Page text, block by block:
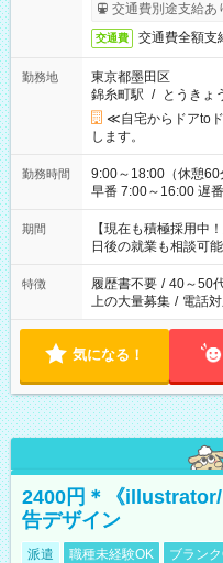
交通費別途支給あ
交通費 交通費全額支
勤務地
東京都墨田区
錦糸町駅 / とうきょ
≪自宅からドアto
します。
勤務時間
9:00～18:00（休憩60分） ■ご希望があれば下記シフ
早番 7:00～16:00 遅番 10:00～
い」 「余裕を持って
たくない」 など、ご希望
の方へ 今ご覧のお仕
の勤務時間。 合計で
期間
【現在も積極採用
日後の就業も相談可能
特徴 履歴書不要 / 40～50
上の大量募集 / 電話
気になる！
2400円＊《
告デザイン
派遣 職種未経験OK ブラン